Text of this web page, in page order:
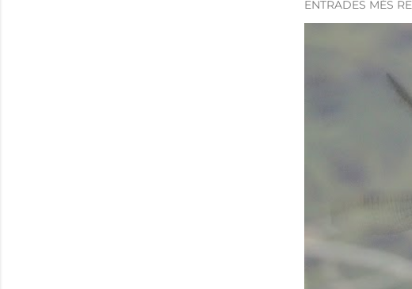
ENTRADES MÉS